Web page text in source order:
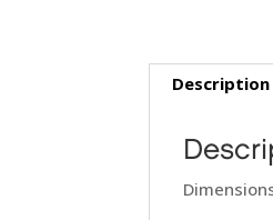
Description